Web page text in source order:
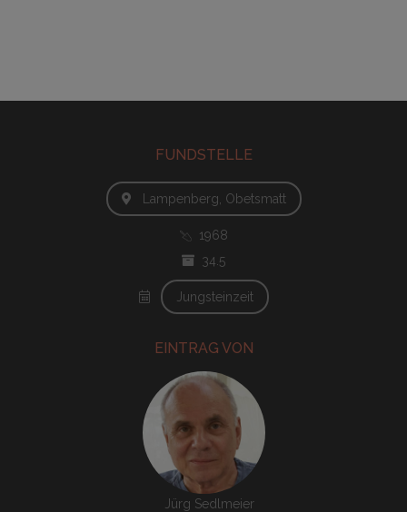
FUNDSTELLE
Lampenberg, Obetsmatt
1968
34.5
Jungsteinzeit
EINTRAG VON
Jürg Sedlmeier